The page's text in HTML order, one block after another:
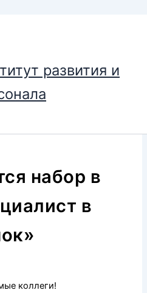
развития и
набор в
в
коллеги!